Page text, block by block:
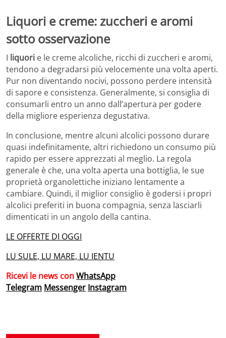
Liquori e creme: zuccheri e aromi
sotto osservazione
I liquori e le creme alcoliche, ricchi di zuccheri e aromi,
tendono a degradarsi più velocemente una volta aperti.
Pur non diventando nocivi, possono perdere intensità
di sapore e consistenza. Generalmente, si consiglia di
consumarli entro un anno dall’apertura per godere
della migliore esperienza degustativa.
In conclusione, mentre alcuni alcolici possono durare
quasi indefinitamente, altri richiedono un consumo più
rapido per essere apprezzati al meglio. La regola
generale è che, una volta aperta una bottiglia, le sue
proprietà organolettiche iniziano lentamente a
cambiare. Quindi, il miglior consiglio è godersi i propri
alcolici preferiti in buona compagnia, senza lasciarli
dimenticati in un angolo della cantina.
LE OFFERTE DI OGGI
LU SULE, LU MARE, LU IENTU
Ricevi le news conWhatsApp
Telegram Messenger Instagram